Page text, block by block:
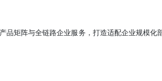
矩阵与全链路企业服务，打造适配企业规模化